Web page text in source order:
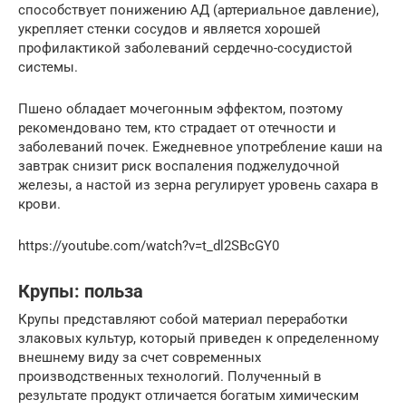
способствует понижению АД (артериальное давление),
укрепляет стенки сосудов и является хорошей
профилактикой заболеваний сердечно-сосудистой
системы.
Пшено обладает мочегонным эффектом, поэтому
рекомендовано тем, кто страдает от отечности и
заболеваний почек. Ежедневное употребление каши на
завтрак снизит риск воспаления поджелудочной
железы, а настой из зерна регулирует уровень сахара в
крови.
https://youtube.com/watch?v=t_dl2SBcGY0
Крупы: польза
Крупы представляют собой материал переработки
злаковых культур, который приведен к определенному
внешнему виду за счет современных
производственных технологий. Полученный в
результате продукт отличается богатым химическим